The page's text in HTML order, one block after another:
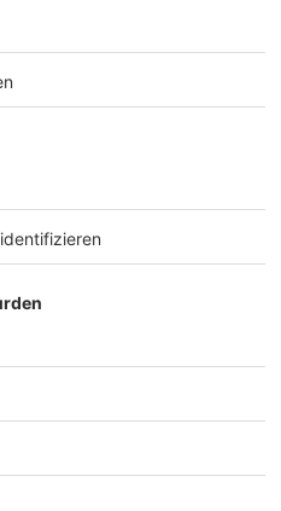
100 Tage Krause: Was
Münchens OB bislang
Seit dem 1. Mai ist
Münchner
zweitjüngster
erster Grüner